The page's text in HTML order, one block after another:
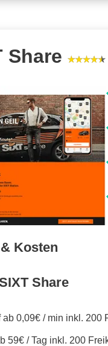
Share
Kosten
Share
ab 0,09€ / min inkl. 200
59€ / Tag inkl. 200